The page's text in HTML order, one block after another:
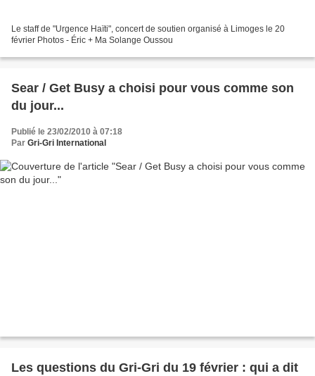
Le staff de "Urgence Haïti", concert de soutien organisé à Limoges le 20
février Photos - Éric + Ma Solange Oussou
Sear / Get Busy a choisi pour vous comme son
du jour...
Publié le 23/02/2010 à 07:18
Par Gri-Gri International
Les questions du Gri-Gri du 19 février : qui a dit